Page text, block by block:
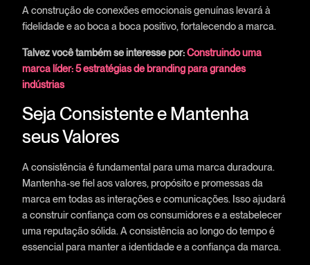
A construção de conexões emocionais genuínas levará à
fidelidade e ao boca a boca positivo, fortalecendo a marca.
Talvez você também se interesse por:Construindo uma
marca líder: 5 estratégias de branding para grandes
indústrias
Seja Consistente e Mantenha
seus Valores
A consistência é fundamental para uma marca duradoura.
Mantenha-se fiel aos valores, propósito e promessas da
marca em todas as interações e comunicações. Isso ajudará
a construir confiança com os consumidores e a estabelecer
uma reputação sólida. A consistência ao longo do tempo é
essencial para manter a identidade e a confiança da marca.